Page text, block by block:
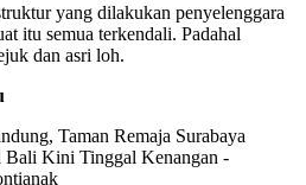
yang dilakukan penyelenggara
itu semua terkendali. Padahal
dan asri loh.